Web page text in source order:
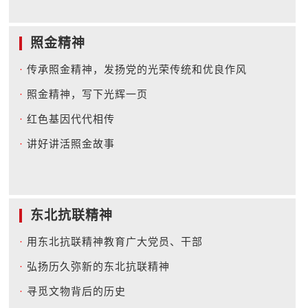
照金精神
· 传承照金精神，发扬党的光荣传统和优良作风
· 照金精神，写下光辉一页
· 红色基因代代相传
· 讲好讲活照金故事
东北抗联精神
· 用东北抗联精神教育广大党员、干部
· 弘扬历久弥新的东北抗联精神
· 寻觅文物背后的历史